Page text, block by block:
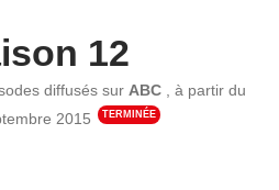
12
diffusés sur ABC ,à partir du
2015
TERMINÉE